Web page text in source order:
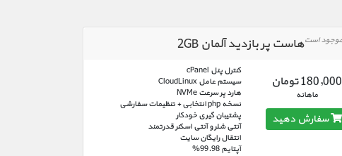
هاست پر بازدید آلمان 2GB
کنترل پنل cPanel
سیستم عامل CloudLinux
هارد پر سرعت NVMe
نسخه php انتخابی + تنظیمات سفارشی
پشتیبان گیری خودکار
آنتی شلر و آنتی اسکنر قدرتمند
انتقال رایگان سایت
آپتایم 99.98%
180,000 تومان
ماهانه
سفارش دهید